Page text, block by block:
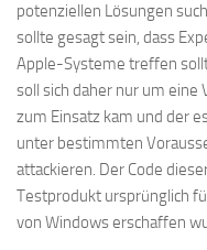
potenziellen Lösungen
sollte gesagt sein, dass
Apple-Systeme treffen
soll sich daher nur um eine
zum Einsatz kam und der
unter bestimmten
attackieren. Der Code
Testprodukt ursprünglich
von Windows erschaffen